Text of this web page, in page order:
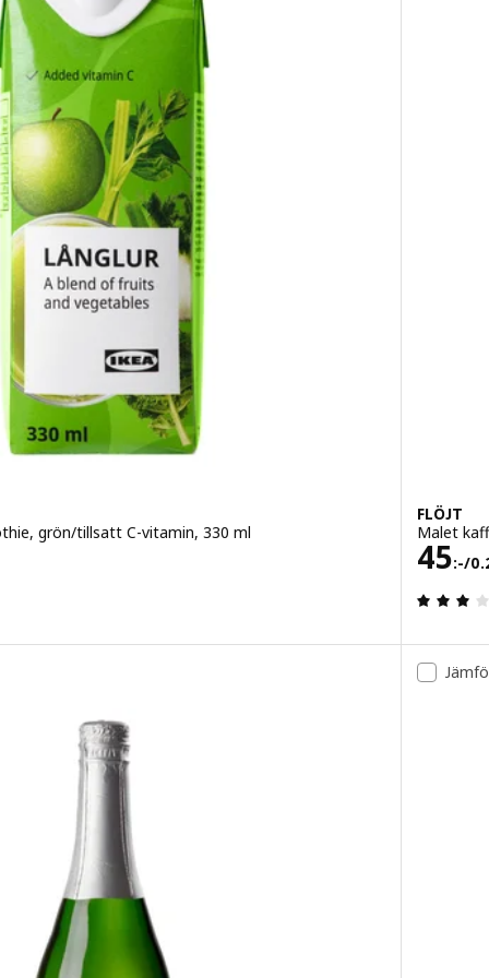
grön/tillsatt C-vitamin, 330 ml
3.9 utav 5 stjärnor. Totalt antal recensioner:
FLÖJT
Malet
45:-/
Pris